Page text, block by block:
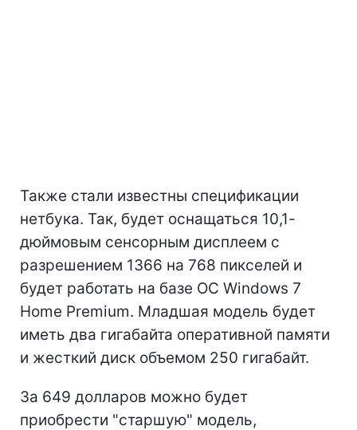
Также стали известны спецификации
нетбука. Так, будет оснащаться 10,1-
дюймовым сенсорным дисплеем с
разрешением 1366 на 768 пикселей и
будет работать на базе ОС Windows 7
Home Premium. Младшая модель будет
иметь два гигабайта оперативной памяти
и жесткий диск объемом 250 гигабайт.
За 649 долларов можно будет
приобрести "старшую" модель,